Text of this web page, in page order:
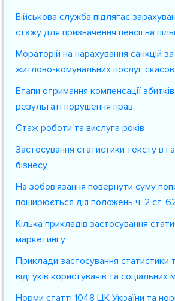
Військова служба підлягає
стажу для призначення пенсії на
Мораторій на нарахування санкцій
житлово-комунальних послуг
Етапи отримання компенсації
результаті порушення прав
Стаж роботи та вислуга років
Застосування статистики тексту в
бізнесу
На зобов’язання повернути суму
поширюється дія положень ч. 2 ст.
Кілька прикладів застосування
маркетингу
Приклади застосування статистики
відгуків користувачів та соціальних
Норми статті 1048 ЦК України та